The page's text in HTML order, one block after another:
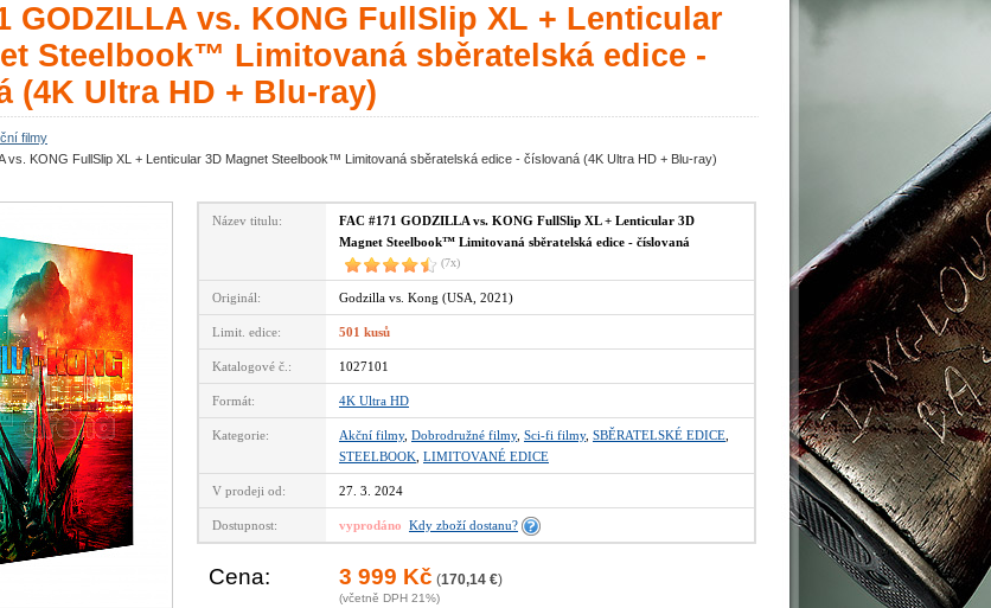
GODZILLA vs. KONG FullSlip XL + Lenticular
Steelbook™ Limitovaná sběratelská edice -
(4K Ultra HD + Blu-ray)
filmy
vs. KONG FullSlip XL + Lenticular 3D Magnet Steelbook™ Limitovaná sběratelská edice - číslovaná (4K Ultra HD + Blu-ray)
Název titulu:
FAC #171 GODZILLA vs. KONG FullSlip XL + Lenticular 3D
Magnet Steelbook™ Limitovaná sběratelská edice - číslovaná
(7x)
Originál: Godzilla vs. Kong (USA, 2021)
Limit. edice: 501 kusů
Katalogové č.: 1027101
Formát: 4K Ultra HD
Kategorie: Akční filmy, Dobrodružné filmy, Sci-fi filmy, SBĚRATELSKÉ EDICE
STEELBOOK LIMITOVANÉ EDICE
V prodeji od: 27. 3. 2024
Dostupnost: vyprodáno Kdy zboží dostanu?
Cena: 3 999 Kč (170,14 €)
(včetně DPH 21%)